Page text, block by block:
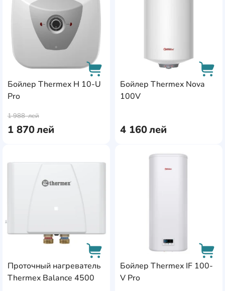
Бойлер Thermex H 10-U
Pro
1 870лей
1 988лей
Бойлер Thermex Nova
100V
4 160лей
Проточный нагреватель
Thermex Balance 4500
AddCardToFavourite
Бойлер Thermex IF 100-
V Pro